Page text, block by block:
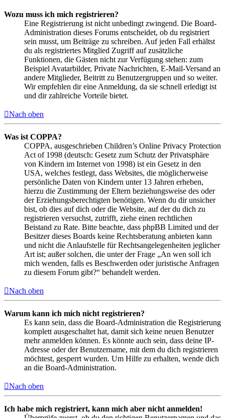
Wozu muss ich mich registrieren?
Eine Registrierung ist nicht unbedingt zwingend. Die Board-
Administration dieses Forums entscheidet, ob du registriert
sein musst, um Beiträge zu schreiben. Auf jeden Fall erhältst
du als registriertes Mitglied Zugriff auf zusätzliche
Funktionen, die Gästen nicht zur Verfügung stehen: zum
Beispiel Avatarbilder, Private Nachrichten, E-Mail-Versand an
andere Mitglieder, Beitritt zu Benutzergruppen und so weiter.
Wir empfehlen dir eine Anmeldung, da sie schnell erledigt ist
und dir zahlreiche Vorteile bietet.
Nach oben
Was ist COPPA?
COPPA, ausgeschrieben Children’s Online Privacy Protection
Act of 1998 (deutsch: Gesetz zum Schutz der Privatsphäre
von Kindern im Internet von 1998) ist ein Gesetz in den
USA, welches festlegt, dass Websites, die möglicherweise
persönliche Daten von Kindern unter 13 Jahren erheben,
hierzu die Zustimmung der Eltern beziehungsweise des oder
der Erziehungsberechtigten benötigen. Wenn du dir unsicher
bist, ob dies auf dich oder die Website, auf der du dich zu
registrieren versuchst, zutrifft, ziehe einen rechtlichen
Beistand zu Rate. Bitte beachte, dass phpBB Limited und der
Besitzer dieses Boards keine Rechtsberatung anbieten kann
und nicht die Anlaufstelle für Rechtsangelegenheiten jeglicher
Art ist; außer solchen, die unter der Frage „An wen soll ich
mich wenden, falls es Beschwerden oder juristische Anfragen
zu diesem Forum gibt?“ behandelt werden.
Nach oben
Warum kann ich mich nicht registrieren?
Es kann sein, dass die Board-Administration die Registrierung
komplett ausgeschaltet hat, damit sich keine neuen Benutzer
mehr anmelden können. Es könnte auch sein, dass deine IP-
Adresse oder der Benutzername, mit dem du dich registrieren
möchtest, gesperrt wurden. Um Hilfe zu erhalten, wende dich
an die Board-Administration.
Nach oben
Ich habe mich registriert, kann mich aber nicht anmelden!